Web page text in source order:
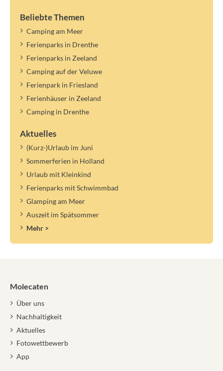
Beliebte Themen
Camping am Meer
Ferienparks in Drenthe
Ferienparks in Zeeland
Camping auf der Veluwe
Ferienpark in Friesland
Ferienhäuser in Zeeland
Camping in Drenthe
Aktuelles
(Kurz-)Urlaub im Juni
Sommerferien in Holland
Urlaub mit Kleinkind
Ferienparks mit Schwimmbad
Glamping am Meer
Auszeit im Spätsommer
Mehr >
Molecaten
Über uns
Nachhaltigkeit
Aktuelles
Fotowettbewerb
App